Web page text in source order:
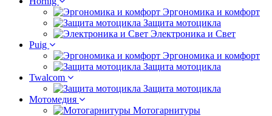
Эргономика и комфорт
Защита мотоцикла
Электроника и Свет
Puig
Эргономика и комфорт
Защита мотоцикла
Twalcom
Защита мотоцикла
Мотомедия
Мотогарнитуры